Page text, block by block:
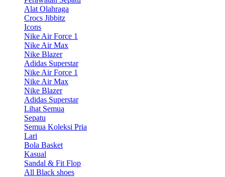
Alat Olahraga
Crocs Jibbitz
Icons
Nike Air Force 1
Nike Air Max
Nike Blazer
Adidas Superstar
Nike Air Force 1
Nike Air Max
Nike Blazer
Adidas Superstar
Lihat Semua
Sepatu
Semua Koleksi Pria
Lari
Bola Basket
Kasual
Sandal & Fit Flop
All Black shoes